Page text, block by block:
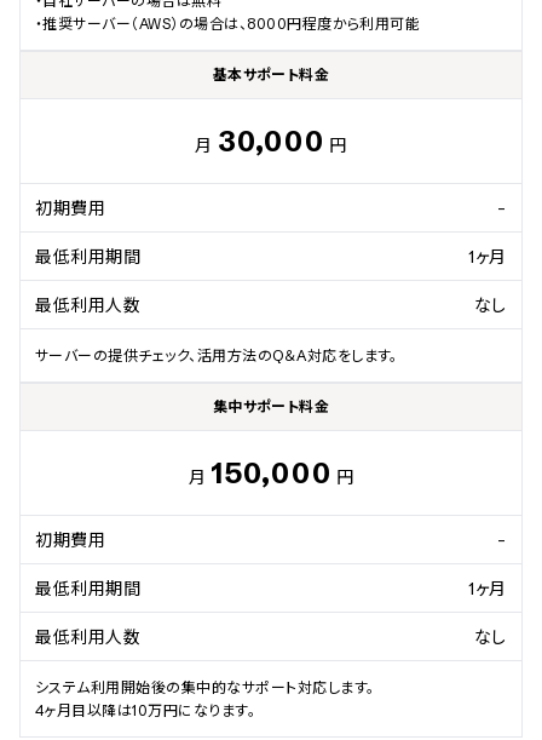
・推奨サーバー（AWS）の場合は、8000円程度から利用可能
基本サポート料金
月 30,000 円
初期費用 -
最低利用期間 1ヶ月
最低利用人数 なし
サーバーの提供チェック、活用方法のQ＆A対応をします。
集中サポート料金
月 150,000 円
初期費用 -
最低利用期間 1ヶ月
最低利用人数 なし
システム利用開始後の集中的なサポート対応します。
4ヶ月目以降は10万円になります。